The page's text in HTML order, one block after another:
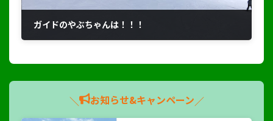
ガイドのやぶちゃんは！！！
＼ お知らせ&キャンペーン／